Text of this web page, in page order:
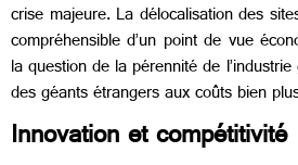
crise majeure. La délocalisation des
compréhensible d’un point de vue
la question de la pérennité de
des géants étrangers aux coûts bien
Innovation et compétitivité